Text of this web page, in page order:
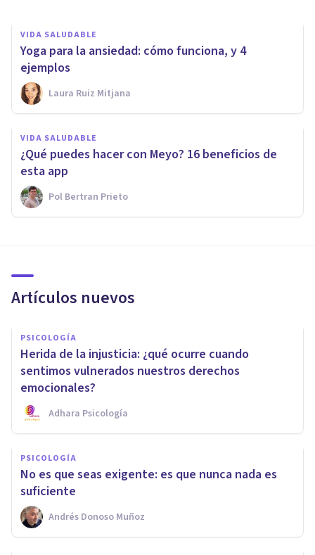
VIDA SALUDABLE
Yoga para la ansiedad: cómo funciona, y 4
ejemplos
Laura Ruiz Mitjana
VIDA SALUDABLE
¿Qué puedes hacer con Meyo? 16 beneficios de
esta app
Pol Bertran Prieto
Artículos nuevos
PSICOLOGÍA
Herida de la injusticia: ¿qué ocurre cuando
sentimos vulnerados nuestros derechos
emocionales?
Adhara Psicología
PSICOLOGÍA
No es que seas exigente: es que nunca nada es
suficiente
Andrés Donoso Muñoz